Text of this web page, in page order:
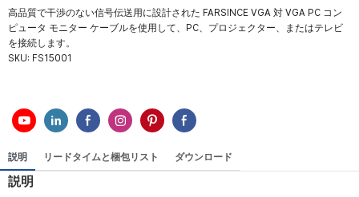
高品質で干渉のない信号伝送用に設計された FARSINCE VGA 対 VGA PC コン
ピュータ モニター ケーブルを使用して、PC、プロジェクター、またはテレビ
を接続します。
SKU: FS15001
説明 リードタイムと梱包リスト ダウンロード
説明